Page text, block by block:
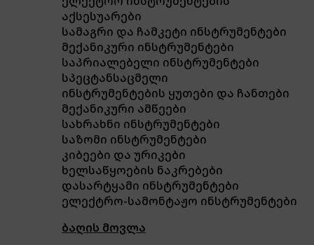
აქსესუარები
სამაგრი და ჩამკეტი ინსტრუმენტები
მექანიკური ინსტრუმენტები
საპრიალებელი ინსტრუმენტები
სპეცტანსაცმელი
ინსტრუმენტების ყუთები და ჩანთები
მექანიკური ამწეები
სახრახნი ინსტრუმენტები
საზომი ინსტრუმენტები
კიბეები და ურიკები
ხელსაწყოების ნაკრებები
დასარტყამი ინსტრუმენტები
ელექტრო-სამონტაჟო ინსტრუმენტები
ბაღის მოვლა